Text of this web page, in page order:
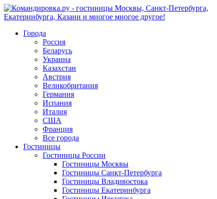
Города
Россия
Беларусь
Украина
Казахстан
Австрия
Великобритания
Германия
Испания
Италия
США
Франция
Все города
Гостиницы
Гостиницы России
Гостиницы Mосквы
Гостиницы Санкт-Петербурга
Гостиницы Владивостока
Гостиницы Екатеринбурга